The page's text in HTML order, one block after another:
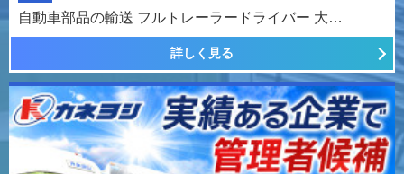
自動車部品の輸送 フルトレーラードライバー 大…
詳しく見る